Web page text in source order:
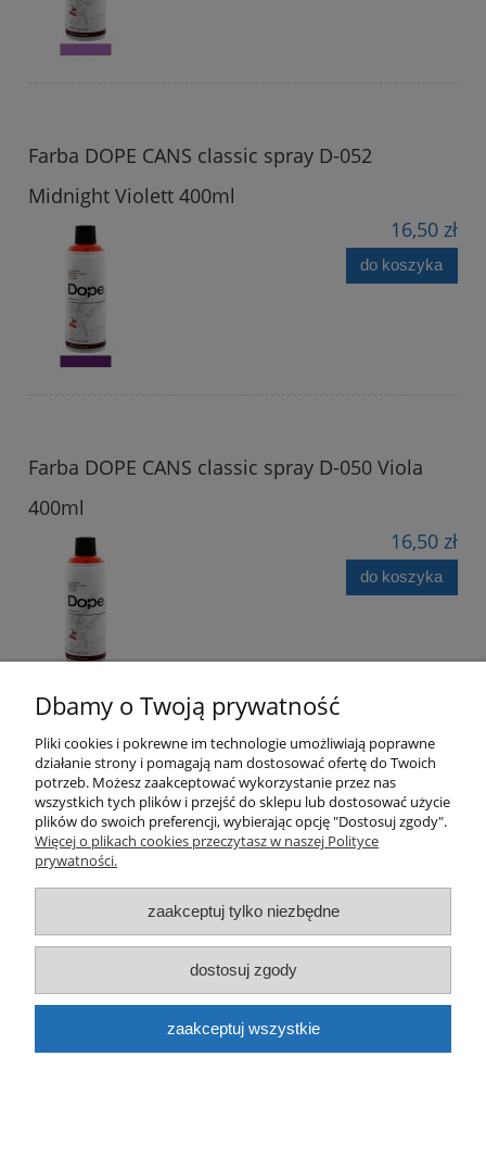
Farba DOPE CANS classic spray D-052
Midnight Violett 400ml
16,50 zł
do koszyka
Farba DOPE CANS classic spray D-050 Viola
400ml
16,50 zł
do koszyka
Farba DOPE CANS classic spray D-013 Apricot
400ml
do koszyka
Dbamy o Twoją prywatność
Pliki cookies i pokrewne im technologie umożliwiają poprawne
działanie strony i pomagają nam dostosować ofertę do Twoich
potrzeb. Możesz zaakceptować wykorzystanie przez nas
wszystkich tych plików i przejść do sklepu lub dostosować użycie
plików do swoich preferencji, wybierając opcję "Dostosuj zgody".
Więcej o plikach cookies przeczytasz w naszej Polityce
prywatności.
zaakceptuj tylko niezbędne
dostosuj zgody
zaakceptuj wszystkie